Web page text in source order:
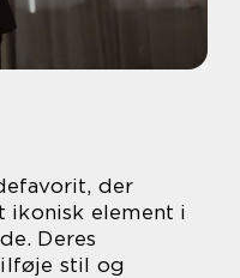
der
ikonisk element i
Deres
stil og